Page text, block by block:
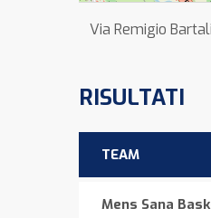
Via Remigio
RISULTATI
TEAM
Mens Sana